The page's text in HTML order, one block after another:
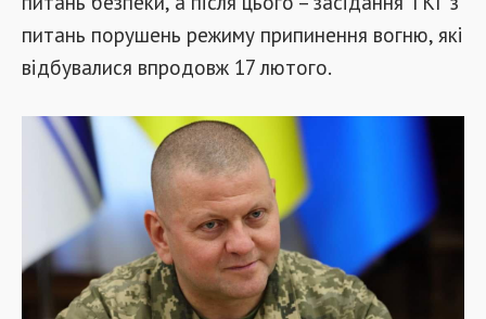
питань порушень режиму припинення вогню, які
відбувалися впродовж 17 лютого.